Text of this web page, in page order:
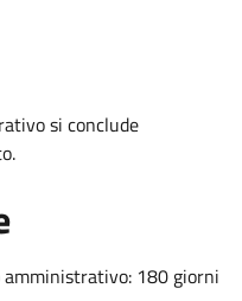
si conclude
amministrativo: 180 giorni